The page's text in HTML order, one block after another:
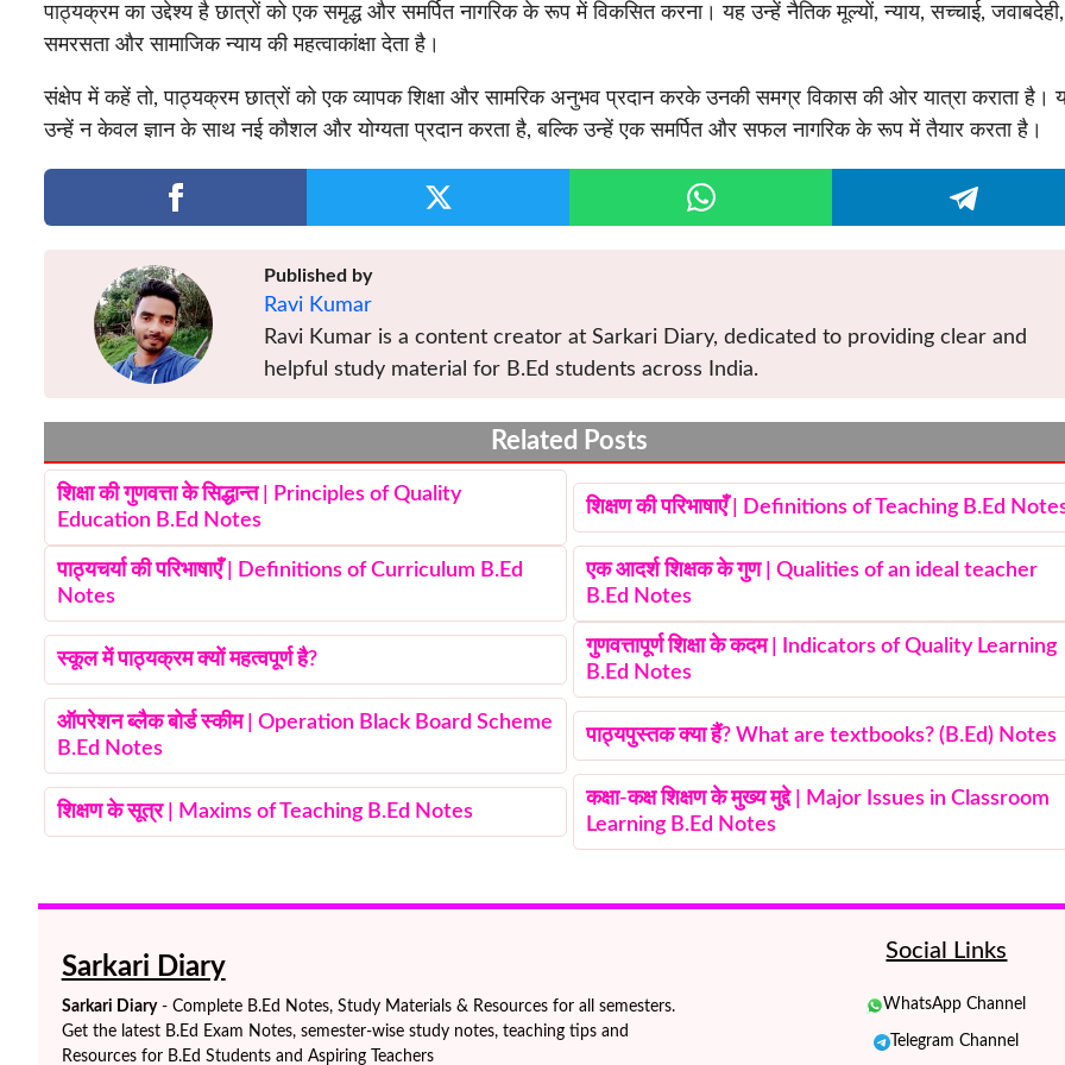
पाठ्यक्रम का उद्देश्य है छात्रों को एक समृद्ध और समर्पित नागरिक के रूप में विकसित करना। यह उन्हें नैतिक मूल्यों, न्याय, सच्चाई, जवाबदेही,
समरसता और सामाजिक न्याय की महत्वाकांक्षा देता है।
संक्षेप में कहें तो, पाठ्यक्रम छात्रों को एक व्यापक शिक्षा और सामरिक अनुभव प्रदान करके उनकी समग्र विकास की ओर यात्रा कराता है।
उन्हें न केवल ज्ञान के साथ नई कौशल और योग्यता प्रदान करता है, बल्कि उन्हें एक समर्पित और सफल नागरिक के रूप में तैयार करता है।
Published by
Ravi Kumar
Ravi Kumar is a content creator at Sarkari Diary, dedicated to providing clear and
helpful study material for B.Ed students across India.
Related Posts
शिक्षा की गुणवत्ता के सिद्धान्त | Principles of Quality
Education B.Ed Notes
शिक्षण की परिभाषाएँ | Definitions of Teaching B.Ed
पाठ्यचर्या की परिभाषाएँ | Definitions of Curriculum B.Ed
Notes
एक आदर्श शिक्षक के गुण | Qualities of an ideal teacher
B.Ed Notes
स्कूल में पाठ्यक्रम क्यों महत्वपूर्ण है?
गुणवत्तापूर्ण शिक्षा के कदम | Indicators of Quality Learning
B.Ed Notes
ऑपरेशन ब्लैक बोर्ड स्कीम | Operation Black Board Scheme
B.Ed Notes
पाठ्यपुस्तक क्या हैं? What are textbooks? (B.Ed) Notes
शिक्षण के सूत्र | Maxims of Teaching B.Ed Notes
कक्षा-कक्ष शिक्षण के मुख्य मुद्दे | Major Issues in Classroom
Learning B.Ed Notes
Sarkari Diary
Sarkari Diary- Complete B.Ed Notes, Study Materials & Resources for all semesters.
Get the latest B.Ed Exam Notes, semester-wise study notes, teaching tips and
Resources for B.Ed Students and Aspiring Teachers
Social Links
WhatsApp Channel
Telegram Channel